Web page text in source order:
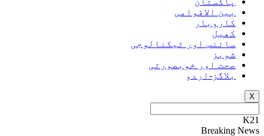
بین الاقوامی
کاروبار
کھیل
سائنس اور ٹیکنالوجی
شوبز
صحت اور خوبصورتی
بلاگز-اردو
X
K21
Breaking News